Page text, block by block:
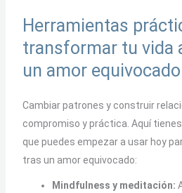
Herramientas
transformar tu vida
un amor equivocado
Cambiar patrones y construir
compromiso y práctica. Aquí
que puedes empezar a usar hoy
tras un amor equivocado:
Mindfulness y meditación: